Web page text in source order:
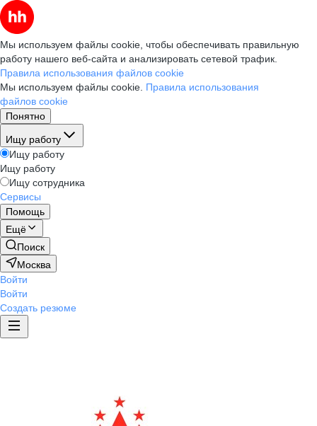
Мы используем файлы cookie, чтобы обеспечивать правильную
работу нашего веб-сайта и анализировать сетевой трафик.
Правила использования файлов cookie
Мы используем файлы cookie. Правила использования
файлов cookie
Понятно
Ищу работу
Ищу работу
Ищу работу
Ищу сотрудника
Сервисы
Помощь
Ещё
Поиск
Москва
Войти
Войти
Создать резюме